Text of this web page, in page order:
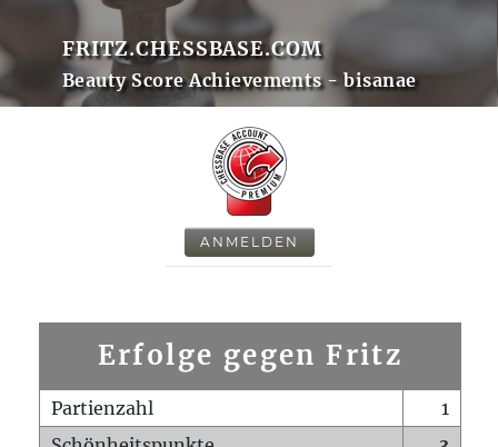
FRITZ.CHESSBASE.COM
Beauty Score Achievements - bisanae
ANMELDEN
Erfolge gegen Fritz
Partienzahl
1